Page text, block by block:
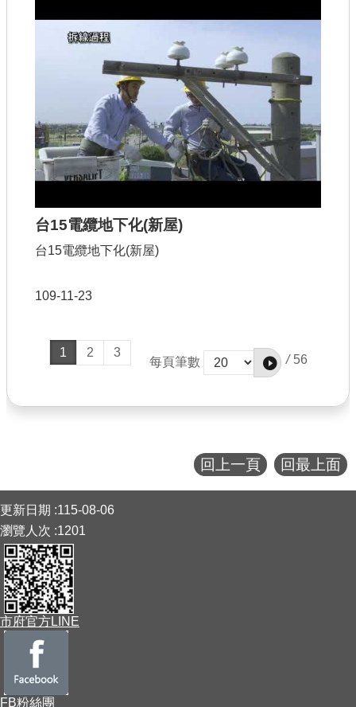
台15電纜地下化(新屋)
109-11-23
台15電纜地下化(新屋)
1 2 3
每頁筆數 / 56
回上一頁 回最上面
更新日期
115-08-06
瀏覽人次 1201
市府官方LINE
FB粉絲團